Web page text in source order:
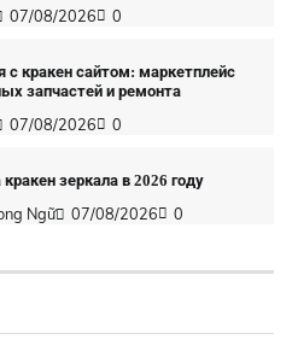
07/08/2026 0
с кракен сайтом: маркетплейс
запчастей и ремонта
07/08/2026 0
зеркала в 2026 году
Ngữ 07/08/2026 0